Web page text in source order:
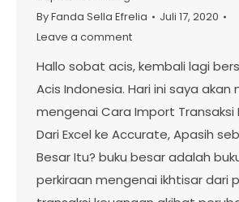
ByFanda Sella Efrelia
Juli 17, 2020
Leave a comment
Hallo sobat acis, kembali lagi
Acis Indonesia. Hari ini saya
mengenai Cara Import Transaksi
Dari Excel ke Accurate, Apasih
Besar Itu? buku besar adalah
perkiraan mengenai ikhtisar dari